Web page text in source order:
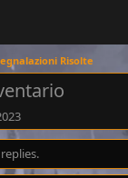
Risolte